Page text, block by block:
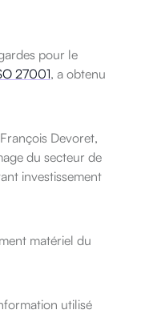
pour le
27001, a obtenu
Devoret,
du secteur de
investissement
matériel du
utilisé